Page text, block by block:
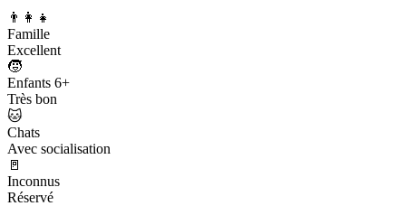
👨‍👩‍👧
Famille
Excellent
🧒
Enfants 6+
Très bon
🐱
Chats
Avec socialisation
🚪
Inconnus
Réservé